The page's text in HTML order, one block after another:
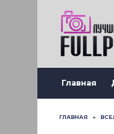
Главная
ГЛАВНАЯ »